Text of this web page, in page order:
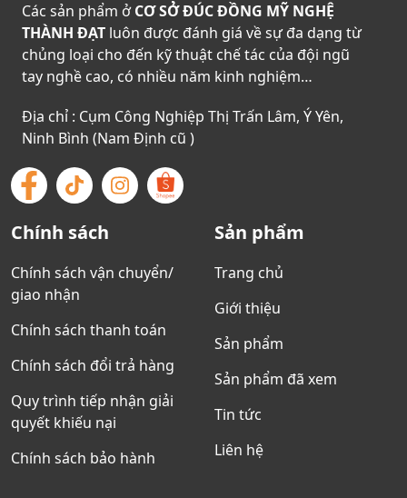
Các sản phẩm ởCƠ SỞ ĐÚC ĐỒNG MỸ NGHỆ
THÀNH ĐẠT luôn được đánh giá về sự đa dạng từ
chủng loại cho đến kỹ thuật chế tác của đội ngũ
tay nghề cao, có nhiều năm kinh nghiệm…
Địa chỉ : Cụm Công Nghiệp Thị Trấn Lâm, Ý Yên,
Ninh Bình (Nam Định cũ )
Chính sách
Chính sách vận chuyển/
giao nhận
Chính sách thanh toán
Chính sách đổi trả hàng
Quy trình tiếp nhận giải
quyết khiếu nại
Chính sách bảo hành
Sản phẩm
Trang chủ
Giới thiệu
Sản phẩm
Sản phẩm đã xem
Tin tức
Liên hệ